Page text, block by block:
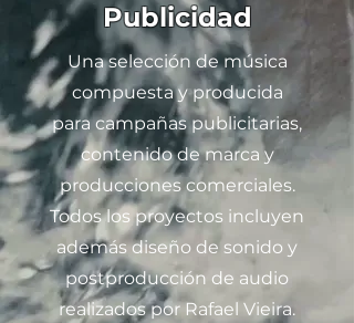
Publicidad
Una selección de música
compuesta y producida
para campañas publicitarias,
contenido de marca y
producciones comerciales.
Todos los proyectos incluyen
además diseño de sonido y
postproducción de audio
realizados por Rafael Vieira.